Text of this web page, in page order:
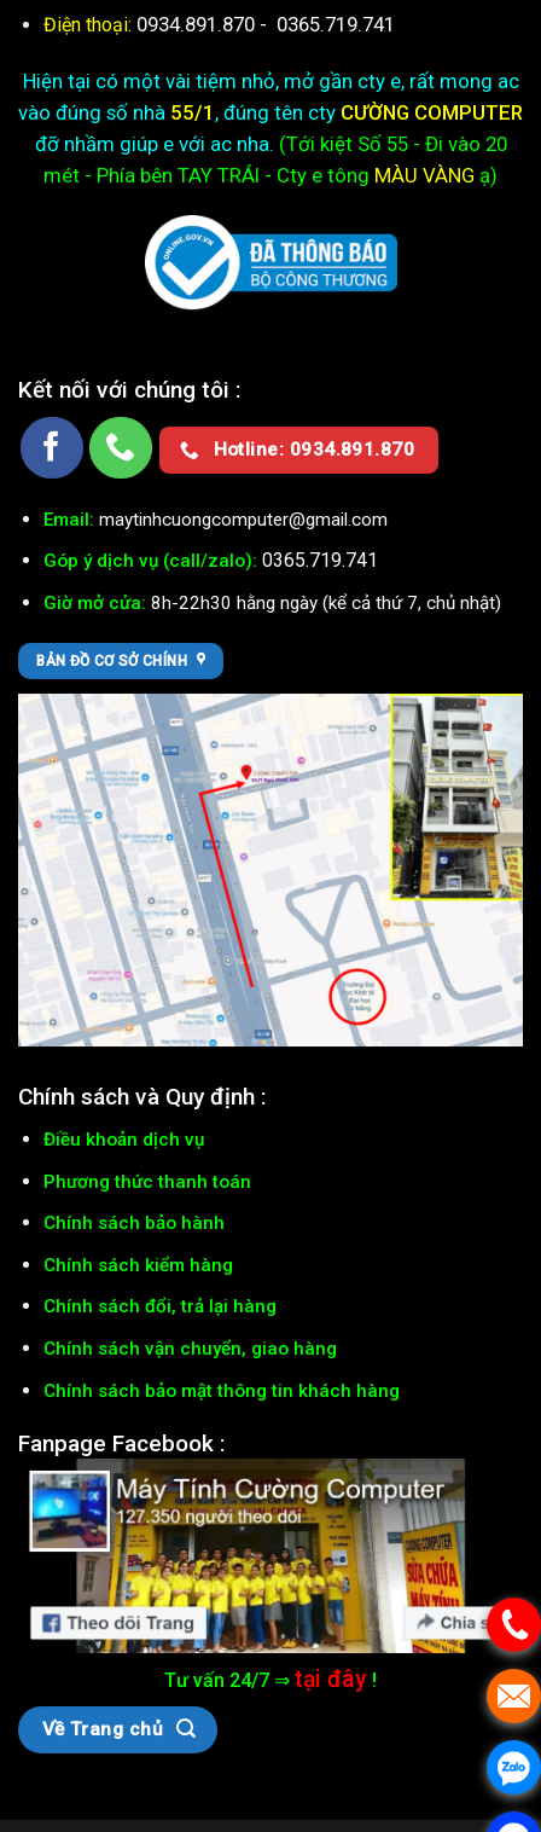
Điện thoại: 0934.891.870 - 0365.719.741
Hiện tại có một vài tiệm nhỏ, mở gần cty e, rất mong ac
vào đúng số nhà 55/1 , đúng tên cty CƯỜNG COMPUTER
đỡ nhầm giúp e với ac nha. (Tới kiệtSố 55 - Đi vào 20
mét - Phía bên TAY TRÁI - Cty e tông MÀU VÀNG ạ)
Kết nối với chúng tôi :
Hotline: 0934.891.870
Email: maytinhcuongcomputer@gmail.com
Góp ý dịch vụ (call/zalo): 0365.719.741
Giờ mở cửa: 8h-22h30 hằng ngày (kể cả thứ 7, chủ nhật)
BẢN ĐỒ CƠ SỞ CHÍNH
Chính sách và Quy định :
Điều khoản dịch vụ
Phương thức thanh toán
Chính sách bảo hành
Chính sách kiểm hàng
Chính sách đổi, trả lại hàng
Chính sách vận chuyển, giao hàng
Chính sách bảo mật thông tin khách hàng
Fanpage Facebook :
Tư vấn 24/7 ⇒ tại đây !
Về Trang chủ